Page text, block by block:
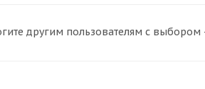
другим пользователям с